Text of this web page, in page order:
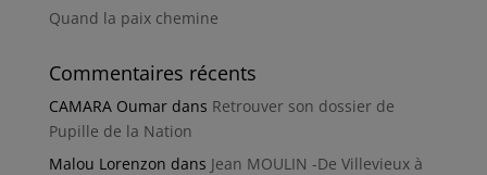
Quand la paix chemine
Commentaires récents
CAMARA Oumardans Retrouver son dossier de
Pupille de la Nation
Malou Lorenzon dans Jean MOULIN -De Villevieux à